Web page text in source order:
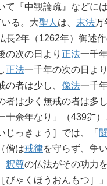
て『中観論疏』などには
る。大聖人 は、 末法万
長2年（1262年）御述
の次の日より 正法一千
正法一千年の次の日より
の者は少し、 像法一千
者は少く無戒の者は
十余年なり」（439㌻
じっきょう］では、「
僧は戒律を守らず、争
釈尊の仏法がその功力
［びゃくほうおんもつ］